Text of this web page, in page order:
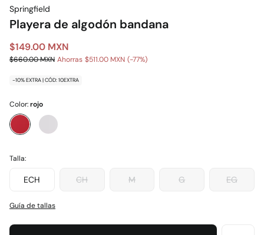
Springfield
Playera de algodón bandana
$149.00 MXN
$660.00 MXN Ahorras $511.00 MXN 77
-10% EXTRA | CÓD: 10EXTRA
Color:rojo
Talla:
ECH CH M G EG
Guía de tallas